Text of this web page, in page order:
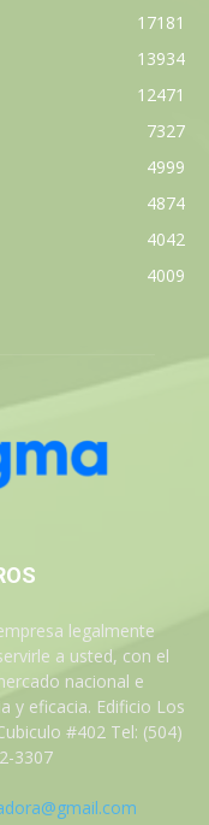
17181
13934
12471
7327
4999
4874
4042
4009
legalmente
a usted, con el
nacional e
y eficacia. Edificio Los
#402 Tel: (504)
3307